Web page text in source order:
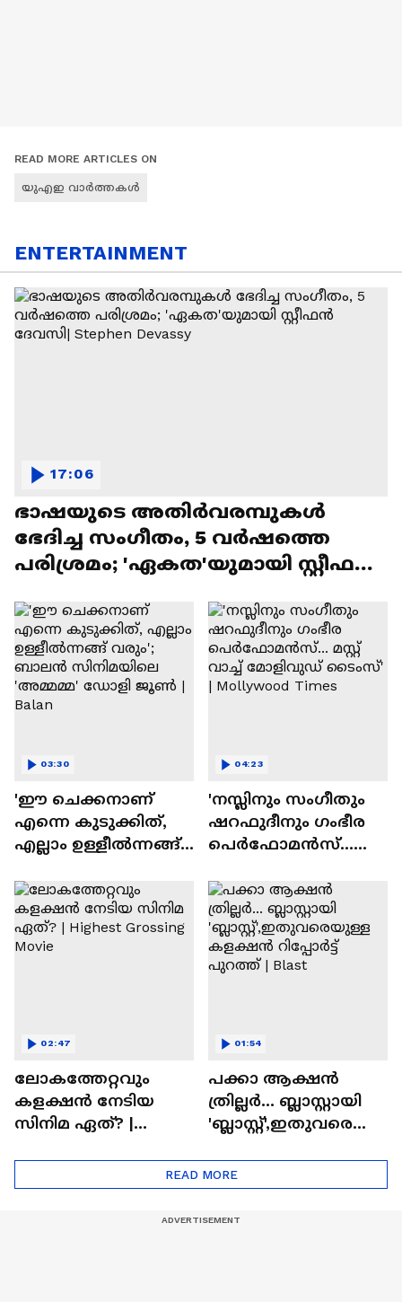
READ MORE ARTICLES ON
യുഎഇ വാർത്തകൾ
ENTERTAINMENT
ഭാഷയുടെ അതിർവരമ്പുകൾ
ഭേദിച്ച സംഗീതം, 5 വർഷത്തെ
പരിശ്രമം; 'ഏകത'യുമായി സ്റ്റീഫൻ
17:06
'ഈ ചെക്കനാണ്
എന്നെ കുടുക്കിത്,
എല്ലാം ഉള്ളീൽന്നങ്ങ്
സിനിമയിലെ
'അമ്മമ്മ' ഡോളി
ജൂൺ | Balan
03:30
'നസ്ലിനും സംഗീതും
ഷറഫുദീനും ഗംഭീര
പെർഫോമൻസ്...
ടൈംസ്' | Mollywood
Times
04:23
ലോകത്തേറ്റവും
കളക്ഷൻ നേടിയ
സിനിമ ഏത്? |
02:47
പക്കാ ആക്ഷൻ
ത്രില്ലർ... ബ്ലാസ്റ്റായി
'ബ്ലാസ്റ്റ്',ഇതുവരെയു
റിപ്പോർട്ട് പുറത്ത് |
Blast
01:54
READ MORE